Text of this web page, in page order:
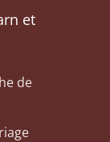
et
de